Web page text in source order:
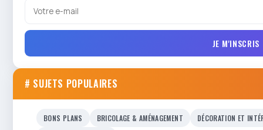
JE M'INSCRIS
# SUJETS POPULAIRES
BONS PLANS BRICOLAGE & AMÉNAGEMENT DÉCORATION ET